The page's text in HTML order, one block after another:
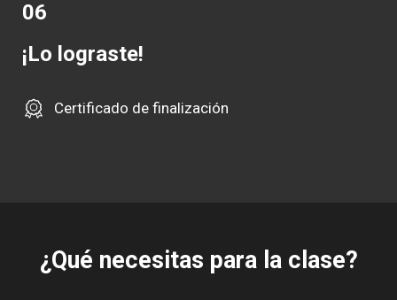
06
¡Lo lograste!
Certificado de finalización
¿Qué necesitas para la clase?